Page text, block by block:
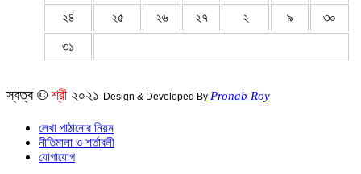
২৪ ২৫ ২৬ ২৭ ২ ৯ ৩০
৩১
স্বত্ব ©শ্রী ২০২১ Design & Developed By Pronab Roy
লেখা পাঠানোর নিয়ম
নীতিমালা ও শর্তাবলী
যোগাযোগ